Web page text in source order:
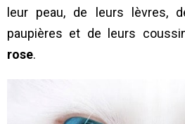
leur peau, de leurs lèvres,
paupières et de leurs
rose.